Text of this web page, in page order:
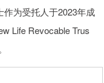
为受托人于2023年成
Life Revocable Trus